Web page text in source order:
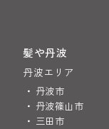
髪や丹波
丹波エリア
丹波市
丹波篠山市
三田市